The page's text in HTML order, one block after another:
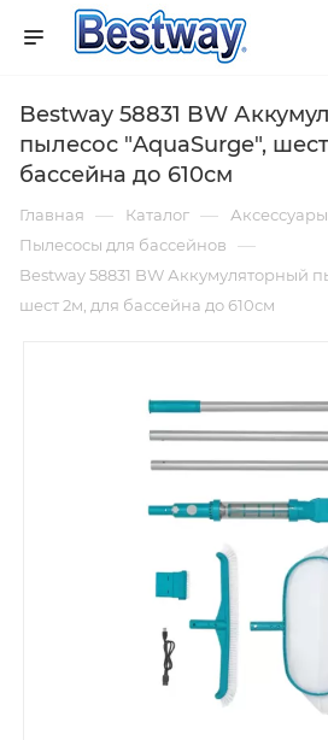
Bestway 58831 BW
пылесос "AquaSurge",
бассейна до 610см
Главная — Каталог — Аксессуары
Пылесосы для бассейнов —
Bestway 58831 BW Аккумуляторный
шест 2м, для бассейна до 610см